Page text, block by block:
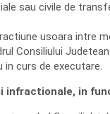
sau civile de
usoara intre
Consiliului
curs de executare.
infractionale, in